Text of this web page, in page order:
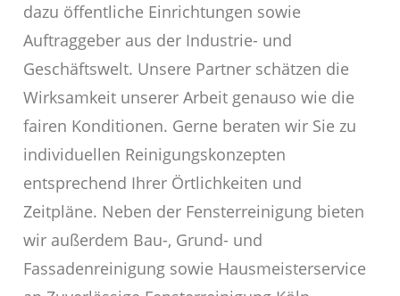
dazu öffentliche Einrichtungen sowie
Auftraggeber aus der Industrie- und
Geschäftswelt. Unsere Partner schätzen die
Wirksamkeit unserer Arbeit genauso wie die
fairen Konditionen. Gerne beraten wir Sie zu
individuellen Reinigungskonzepten
entsprechend Ihrer Örtlichkeiten und
Zeitpläne. Neben der Fensterreinigung bieten
wir außerdem Bau-, Grund- und
Fassadenreinigung sowie Hausmeisterservice